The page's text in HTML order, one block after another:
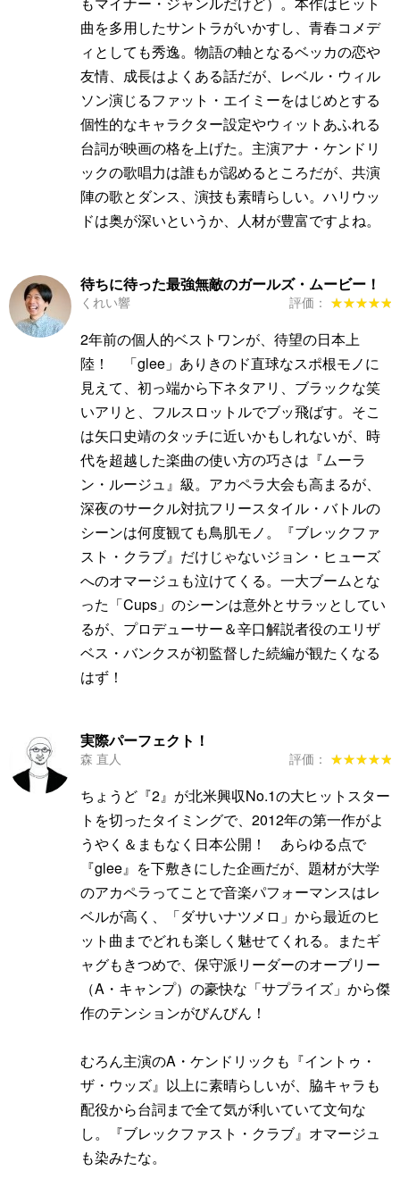
曲を多用したサントラがいかすし、青春コメデ
ィとしても秀逸。物語の軸となるベッカの恋や
友情、成長はよくある話だが、レベル・ウィル
ソン演じるファット・エイミーをはじめとする
個性的なキャラクター設定やウィットあふれる
台詞が映画の格を上げた。主演アナ・ケンドリ
ックの歌唱力は誰もが認めるところだが、共演
陣の歌とダンス、演技も素晴らしい。ハリウッ
ドは奥が深いというか、人材が豊富ですよね。
待ちに待った最強無敵のガールズ・ムービー！
くれい響 評価： ★★★★★
★★★★★
2年前の個人的ベストワンが、待望の日本上
陸！ 「glee」ありきのド直球なスポ根モノに
見えて、初っ端から下ネタアリ、ブラックな笑
いアリと、フルスロットルでブッ飛ばす。そこ
は矢口史靖のタッチに近いかもしれないが、時
代を超越した楽曲の使い方の巧さは『ムーラ
ン・ルージュ』級。アカペラ大会も高まるが、
深夜のサークル対抗フリースタイル・バトルの
シーンは何度観ても鳥肌モノ。『ブレックファ
スト・クラブ』だけじゃないジョン・ヒューズ
へのオマージュも泣けてくる。一大ブームとな
った「Cups」のシーンは意外とサラッとしてい
るが、プロデューサー＆辛口解説者役のエリザ
ベス・バンクスが初監督した続編が観たくなる
はず！
実際パーフェクト！
森 直人 評価： ★★★★★
★★★★★
ちょうど『2』が北米興収No.1の大ヒットスター
トを切ったタイミングで、2012年の第一作がよ
うやく＆まもなく日本公開！ あらゆる点で
『glee』を下敷きにした企画だが、題材が大学
のアカペラってことで音楽パフォーマンスはレ
ベルが高く、「ダサいナツメロ」から最近のヒ
ット曲までどれも楽しく魅せてくれる。またギ
ャグもきつめで、保守派リーダーのオーブリー
（A・キャンプ）の豪快な「サプライズ」から傑
作のテンションがびんびん！
むろん主演のA・ケンドリックも『イントゥ・
ザ・ウッズ』以上に素晴らしいが、脇キャラも
配役から台詞まで全て気が利いていて文句な
し。『ブレックファスト・クラブ』オマージュ
も染みたな。